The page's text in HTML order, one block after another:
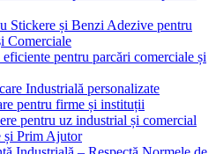
Stickere și Benzi Adezive pentru
Comerciale
pentru parcări comerciale și
Industrială personalizate
pentru firme și instituții
pentru uz industrial și comercial
și Prim Ajutor